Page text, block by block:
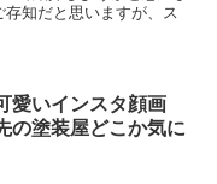
知だと思いますが、ス
愛いインスタ顔画
の塗装屋どこか気に